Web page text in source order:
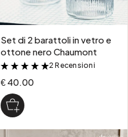
Set di 2 barattoli in vetro e
ottone nero Chaumont
&
2 Recensioni
€ 40.00